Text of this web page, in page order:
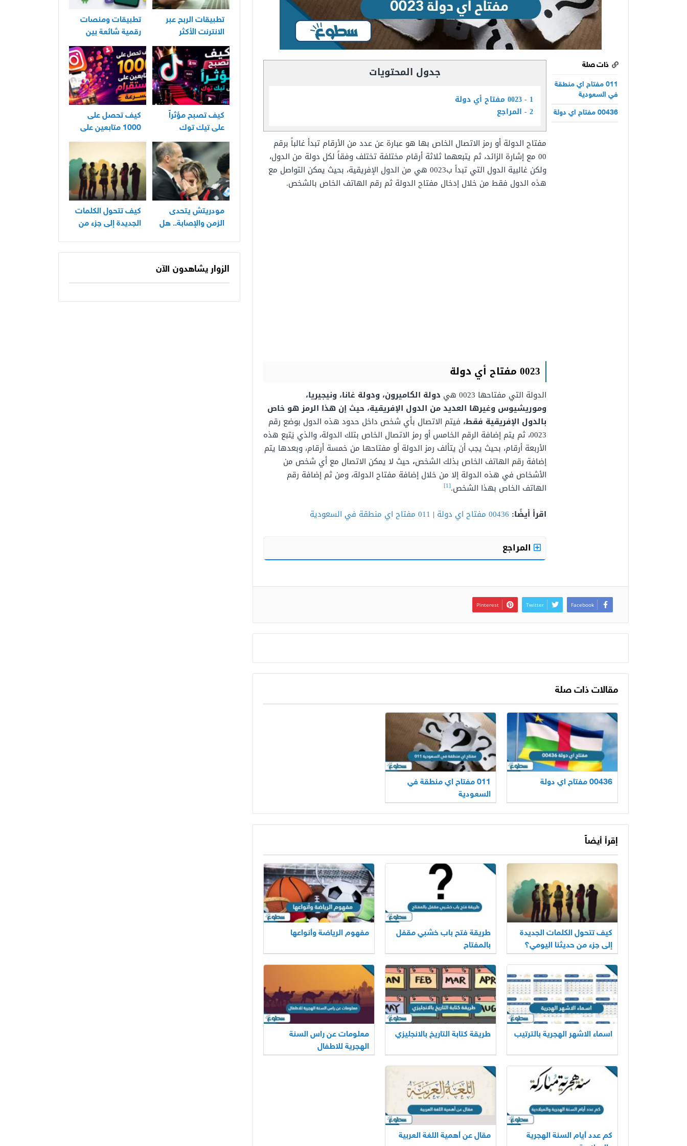
ذات صلة
011 مفتاح اي منطقة
في السعودية
00436 مفتاح اي دولة
جدول المحتويات
1 0023 مفتاح أي دولة
2 المراجع
مفتاح الدولة أو رمز الاتصال الخاص بها هو عبارة عن عدد من الأرقام تبدأ غالباً برقم
00 مع إشارة الزائد، ثم يتبعهما ثلاثة أرقام مختلفة تختلف وفقاً لكل دولة من الدول،
ولكن غالبية الدول التي تبدأ ب0023 هي من الدول الإفريقية، بحيث يمكن التواصل مع
هذه الدول فقط من خلال إدخال مفتاح الدولة ثم رقم الهاتف الخاص بالشخص.
0023 مفتاح أي دولة
الدولة التي مفتاحها 0023 هي
دولة الكاميرون، ودولة غانا، ونيجيريا،
وموريشيوس وغيرها العديد من الدول الإفريقية، حيث إن هذا الرمز هو خاص
بالدول الإفريقية فقط، فيتم الاتصال بأي شخص داخل حدود هذه الدول بوضع رقم
0023، ثم يتم إضافة الرقم الخامس أو رمز الاتصال الخاص بتلك الدولة، والذي يَتبع هذه
الأربعة أرقام، بحيث يجب أن يتألف رمز الدولة أو مفتاحها من خمسة أرقام، وبعدها يتم
إضافة رقم الهاتف الخاص بذلك الشخص، حيث لا يمكن الاتصال مع أي شخص من
الأشخاص في هذه الدولة إلا من خلال إضافة مفتاح الدولة، ومن ثم إضافة رقم
الهاتف الخاص بهذا الشخص.[1]
اقرأ أيضًا: 00436 مفتاح اي دولة | 011 مفتاح اي منطقة في السعودية
المراجع
Facebook
Twitter
Pinterest
مقالات ذات صلة
00436 مفتاح اي دولة
011 مفتاح اي منطقة في
السعودية
إقرأ أيضاً
كيف تتحول الكلمات الجديدة
إلى جزء من حديثنا اليومي؟
طريقة فتح باب خشبي مقفل
بالمفتاح
مفهوم الرياضة وأنواعها
اسماء الاشهر الهجرية بالترتيب طريقة كتابة التاريخ بالانجليزي
معلومات عن راس السنة
الهجرية للاطفال
كم عدد أيام السنة الهجرية
مقال عن أهمية اللغة العربية
تطبيقات الربح عبر
الانترنت الأكثر
استخدامًا في العراق
تطبيقات ومنصات
رقمية شائعة بين
مستخدمي الأندرويد
كيف تصبح مؤثراً
على تيك توك
كيف تحصل على
1000 متابعين على
انستقرام بسرعة
مودريتش يتحدى
الزمن والإصابة.. هل
كيف تتحول الكلمات
الجديدة إلى جزء من
الزوار يشاهدون الآن